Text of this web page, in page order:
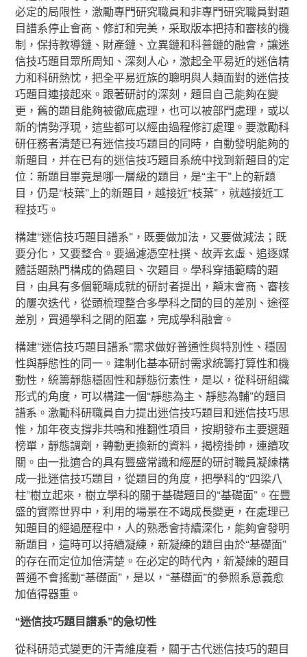
必定的局限性，激勵專門研究職員和非專門研究職員對題
目譜系停止會商、修訂和完美，采取版本把持和審核的機
制，保持教導鏈、財產鏈、立異鏈和科普鏈的融會，讓迷
信技巧題目眾所周知、深刻人心，激起全平易近的迷信精
力和科研熱忱，把全平易近族的聰明與人類面對的迷信技
巧題目連接起來。跟著研討的深刻，題目自己能夠在變
更，舊的題目能夠被徹底處理，也可以被部門處理，或以
新的情勢浮現，這些都可以經由過程修訂處理。要激勵科
研任務者清楚已有迷信技巧題目的同時，自動發明能夠的
新題目，并在已有的迷信技巧題目系統中找到新題目的定
位：新題目畢竟是哪一層級的題目，是“主干”上的新題
目，仍是“枝葉”上的新題目，越接近“枝葉”，就越接近工
程技巧。
構建“迷信技巧題目譜系”，既要做加法，又要做減法；既
要分化，又要整合。要過濾憑空杜撰、故弄玄虛、追逐媒
體話題熱門構成的偽題目、次題目。學科穿插範疇的題
目，由具有多個範疇成就的研討者提出，顛末會商、審核
的屢次迭代，從頭梳理整合多學科之間的目的差別、途徑
差別，買通學科之間的阻塞，完成學科融會。
構建“迷信技巧題目譜系”需求做好普通性與特別性、穩固
性與靜態性的同一。建制化基本研討需求統籌打算性和機
動性，統籌靜態穩固性和靜態衍素性，是以，從科研組織
形式的角度，可以構建一個“靜態為主、靜態為輔”的題目
譜系。激勵科研職員自力提出迷信技巧題目和迷信技巧思
惟，加年夜支撐非共鳴和推翻性項目，按期發布主要選題
榜單，靜態調劑，轉動更換新的資料，揭榜掛帥，連續攻
關。由一批適合的具有豐盛常識和經歷的研討職員凝練構
成一批迷信技巧題目，從題目的角度，把學科的“四梁八
柱”樹立起來，樹立學科的關于基礎題目的“基礎面”。在豐
盛的實際世界中，利用的場景在不竭成長變更，在處理已
知題目的經過歷程中，人的熟悉會持續深化，能夠會發明
新題目，這時可以持續凝練，新凝練的題目由於“基礎面”
的存在而定位加倍清楚。在必定的時代內，新凝練的題目
普通不會搖動“基礎面”，是以，“基礎面”的參照系意義愈
加值得器重。
“迷信技巧題目譜系”的急切性
從科研范式變更的汗青維度看，關于古代迷信技巧的題目